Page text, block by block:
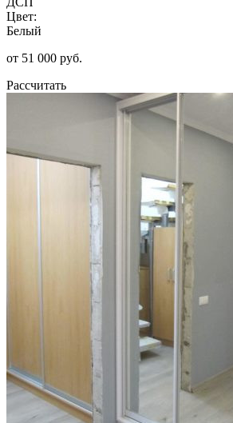
Цвет:
Белый
от 51 000 руб.
Рассчитать